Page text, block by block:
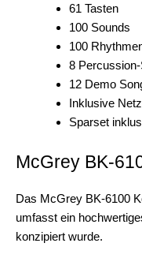
61 Tasten
100 Sounds
100
8
12 Demo
Inklusive
Sparset
McGrey BK-
Das McGrey BK-6100
umfasst ein
konzipiert wurde.